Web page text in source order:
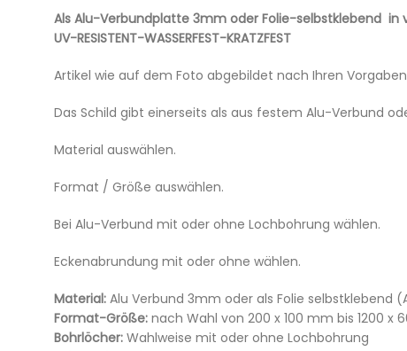
Als Alu-Verbundplatte 3mm oder Folie-selbstklebend in
UV-RESISTENT-WASSERFEST-KRATZFEST
Artikel wie auf dem Foto abgebildet nach Ihren Vorgaben
Das Schild gibt einerseits als aus festem Alu-Verbund
Material auswählen.
Format / Größe auswählen.
Bei Alu-Verbund mit oder ohne Lochbohrung wählen.
Eckenabrundung mit oder ohne wählen.
Material: Alu Verbund 3mm oder als Folie selbstklebend
Format-Größe: nach Wahl von 200 x 100 mm bis 1200 x
Bohrlöcher: Wahlweise mit oder ohne Lochbohrung